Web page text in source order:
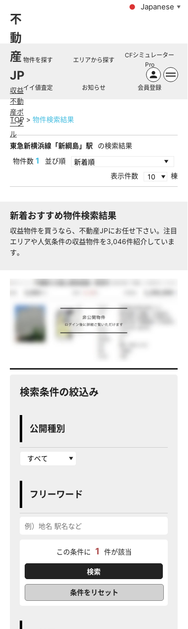
不
動
産
JP
収益
不動
産ポ
ータ
ル
Japanese ▼
物件を探す エリアから探す
CFシミュレーター
Pro
イイ値査定 お知らせ 会員登録
TOP 物件検索結果
東急新横浜線「新綱島」駅
の検索結果
物件数 1
並び順
表示件数
棟
新着おすすめ物件検索結果
収益物件を買うなら、不動産JPにお任せ下さい。注目
エリアや人気条件の収益物件を3,046件紹介していま
す。
検索条件の絞込み
公開種別
フリーワード
この条件に 1 件が該当
条件をリセット